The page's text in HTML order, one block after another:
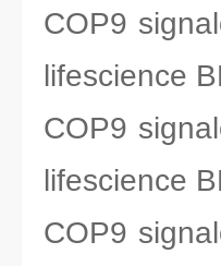
COP9
lifescience
COP9
lifescience
COP9